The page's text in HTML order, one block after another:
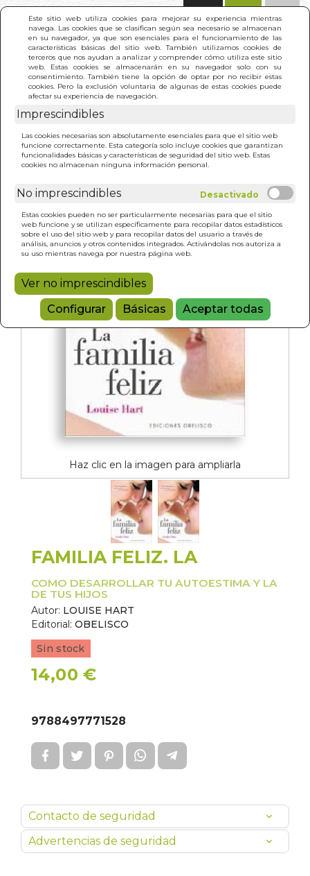
Este sitio web utiliza cookies para mejorar su experiencia mientras
navega. Las cookies que se clasifican según sea necesario se almacenan
en su navegador, ya que son esenciales para el funcionamiento de las
características básicas del sitio web. También utilizamos cookies de
terceros que nos ayudan a analizar y comprender cómo utiliza este sitio
web. Estas cookies se almacenarán en su navegador solo con su
consentimiento. También tiene la opción de optar por no recibir estas
cookies. Pero la exclusión voluntaria de algunas de estas cookies puede
afectar su experiencia de navegación.
Imprescindibles
Las cookies necesarias son absolutamente esenciales para que el sitio web
funcione correctamente. Esta categoría solo incluye cookies que garantizan
funcionalidades básicas y características de seguridad del sitio web. Estas
cookies no almacenan ninguna información personal.
No imprescindibles
Estas cookies pueden no ser particularmente necesarias para que el sitio
web funcione y se utilizan específicamente para recopilar datos estadísticos
sobre el uso del sitio web y para recopilar datos del usuario a través de
análisis, anuncios y otros contenidos integrados. Activándolas nos autoriza a
su uso mientras navega por nuestra página web.
Ver no imprescindibles
Configurar
Básicas Aceptar todas
INICIO > FAMILIA FELIZ. LA
Haz clic en la imagen para ampliarla
FAMILIA FELIZ. LA
COMO DESARROLLAR TU AUTOESTIMA Y LA
DE TUS HIJOS
Autor: LOUISE HART
Editorial: OBELISCO
Sin stock
14,00 €
9788497771528
Contacto de seguridad
Advertencias de seguridad